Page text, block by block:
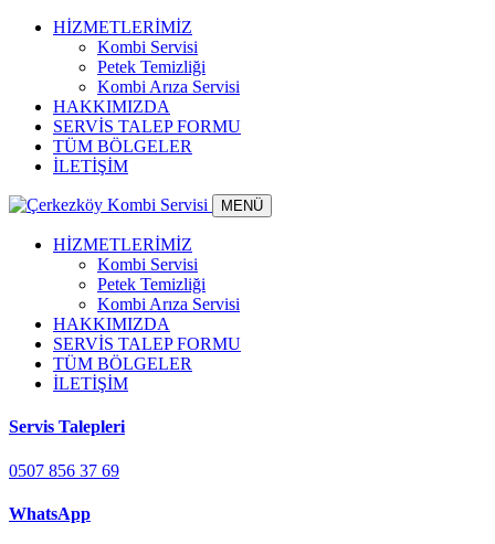
HİZMETLERİMİZ
Kombi Servisi
Petek Temizliği
Kombi Arıza Servisi
HAKKIMIZDA
SERVİS TALEP FORMU
TÜM BÖLGELER
İLETİŞİM
MENÜ
HİZMETLERİMİZ
Kombi Servisi
Petek Temizliği
Kombi Arıza Servisi
HAKKIMIZDA
SERVİS TALEP FORMU
TÜM BÖLGELER
İLETİŞİM
Servis Talepleri
0507 856 37 69
WhatsApp